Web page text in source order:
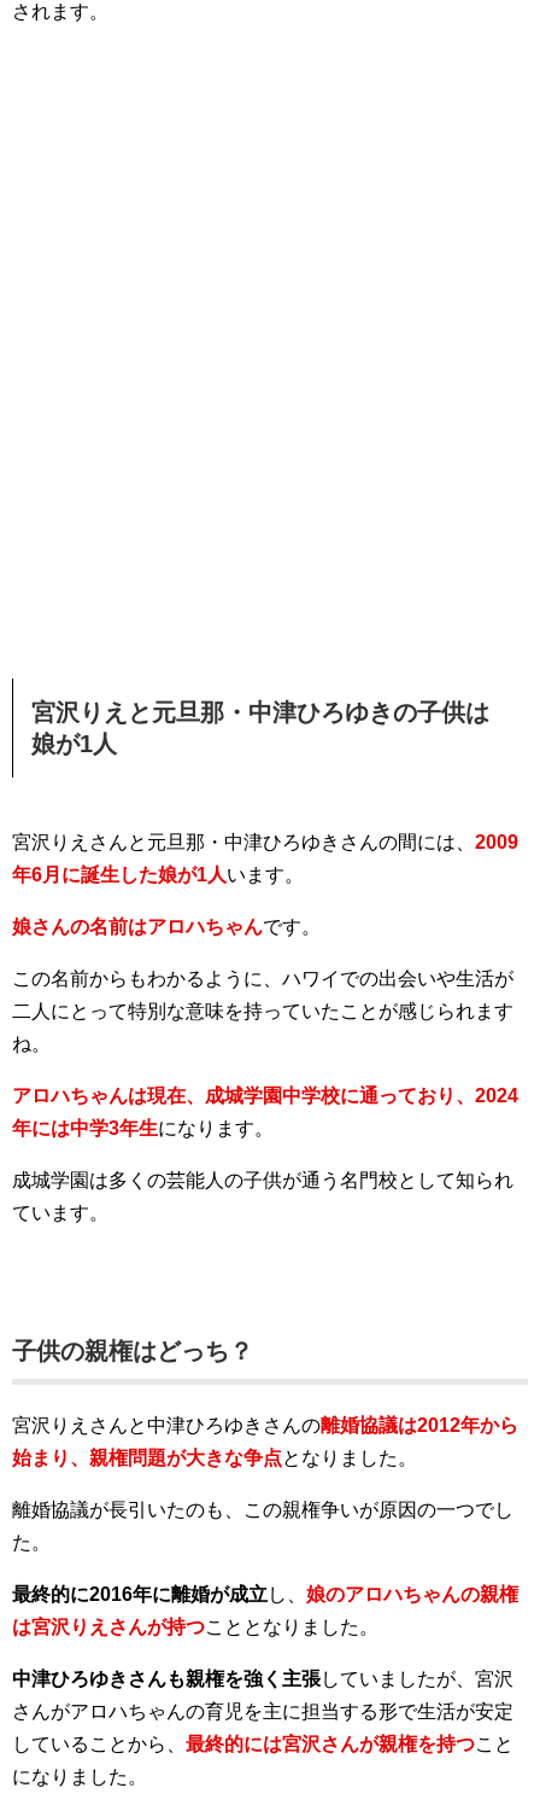
されます。
宮沢りえと元旦那・中津ひろゆきの子供は
娘が1人
宮沢りえさんと元旦那・中津ひろゆきさんの間には、 2009
年6月に誕生した娘が1人います。
娘さんの名前はアロハちゃんです。
この名前からもわかるように、ハワイでの出会いや生活が
二人にとって特別な意味を持っていたことが感じられます
ね。
アロハちゃんは現在、成城学園中学校に通っており、2024
年には中学3年生になります。
成城学園は多くの芸能人の子供が通う名門校として知られ
ています。
子供の親権はどっち？
宮沢りえさんと中津ひろゆきさんの離婚協議は2012年から
始まり、親権問題が大きな争点となりました。
離婚協議が長引いたのも、この親権争いが原因の一つでし
た。
最終的に2016年に離婚が成立 し、 娘のアロハちゃんの親権
は宮沢りえさんが持つこととなりました。
中津ひろゆきさんも親権を強く主張していましたが、宮沢
さんがアロハちゃんの育児を主に担当する形で生活が安定
していることから、 最終的には宮沢さんが親権を持つこと
になりました。